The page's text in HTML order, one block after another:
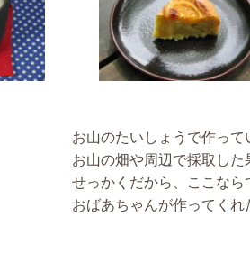
お山のたいしょうで作って
お山の畑や周辺で採取し
せっかくだから、ここなら
おばあちゃんが作ってく